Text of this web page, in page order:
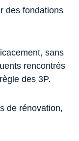
des fondations
sans
rencontrés
des 3P.
de rénovation,